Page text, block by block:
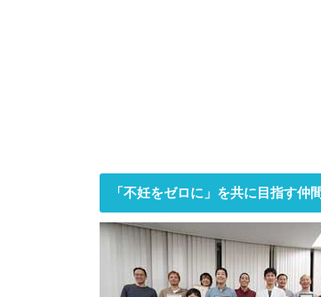
「不妊をゼロに」を共に目指す仲